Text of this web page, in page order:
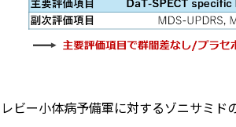
レビー小体病予備軍に対するゾニサミド